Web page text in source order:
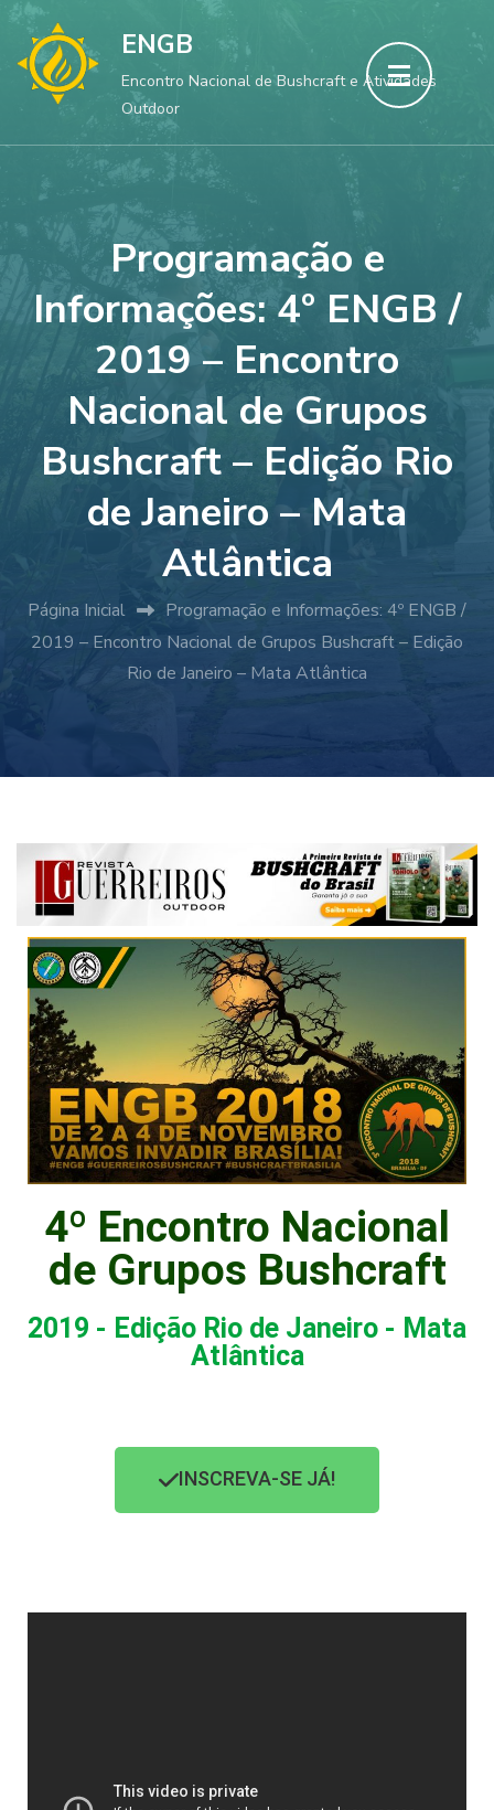
ENGB
Encontro Nacional de Bushcraft e Atividades
Outdoor
Programação e
Informações: 4º ENGB /
2019 – Encontro
Nacional de Grupos
Bushcraft – Edição Rio
de Janeiro – Mata
Atlântica
Página Inicial
Programação e Informações: 4º ENGB /
2019 – Encontro Nacional de Grupos Bushcraft – Edição
Rio de Janeiro – Mata Atlântica
4º Encontro Nacional
de Grupos Bushcraft
2019 - Edição Rio de Janeiro - Mata
Atlântica
INSCREVA-SE JÁ!